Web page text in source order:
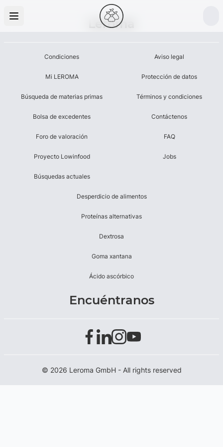
Leroma
Condiciones
Mi LEROMA
Búsqueda de materias primas
Bolsa de excedentes
Foro de valoración
Proyecto Lowinfood
Búsquedas actuales
Aviso legal
Protección de datos
Términos y condiciones
Contáctenos
FAQ
Jobs
Desperdicio de alimentos
Proteínas alternativas
Dextrosa
Goma xantana
Ácido ascórbico
Encuéntranos
© 2026 Leroma GmbH - All rights reserved